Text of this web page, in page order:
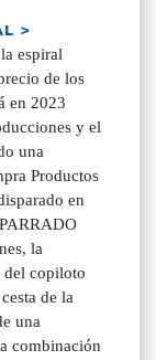
>
espiral
de los
en 2023
y el
una
Productos
en
la
del copiloto
de la
una
combinación